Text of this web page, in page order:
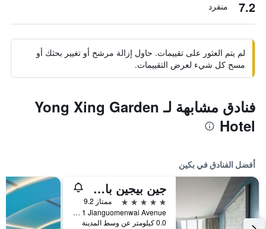
7.2 منفرد
لم يتم العثور على تقييمات. حاول إزالة مرشح أو تغيير بحثك أو
مسح كل شيء لعرض التقييمات.
فنادق مشابهة لـ Yong Xing Garden
Hotel
أفضل الفنادق في بكين
جين بيجين باي شانغريلا
5 نجوم
ممتاز 9.2
No 1 Jianguomenwai Avenue, بكين, الصين
0.0 كيلومتر عن وسط المدينة